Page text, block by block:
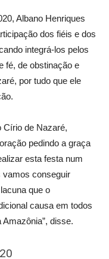
Albano Henriques
dos fiéis e dos
integrá-los pelos
fé, de obstinação e
por tudo que ele
Círio de Nazaré,
pedindo a graça
esta festa num
vamos conseguir
que o
causa em todos
disse.